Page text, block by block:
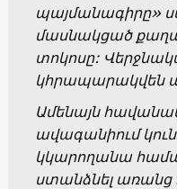
պայմանագիրը»
մասնակցած
տոկոսը:
կհրապարակվեն
Ամենայն
ավագանիում
կկարողանա
ստանձնել առանց